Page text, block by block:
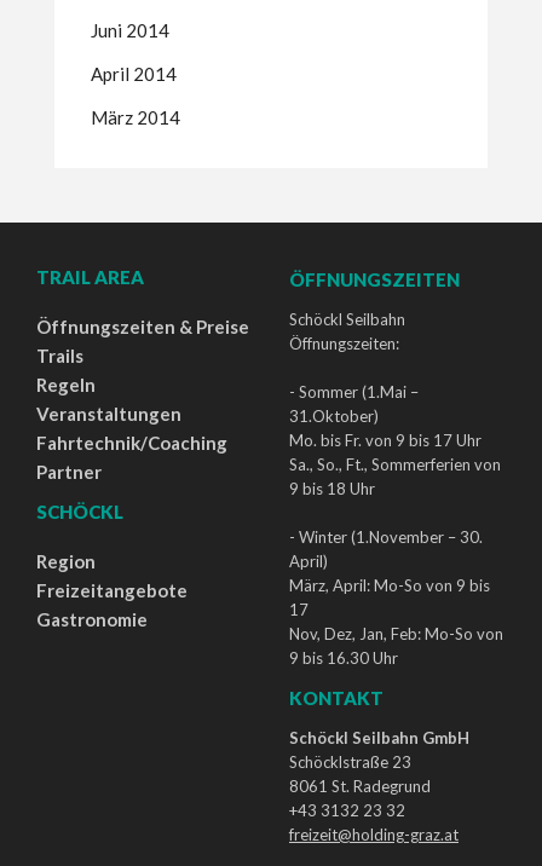
Juni 2014
April 2014
März 2014
TRAIL AREA
Öffnungszeiten & Preise
Trails
Regeln
Veranstaltungen
Fahrtechnik/Coaching
Partner
SCHÖCKL
Region
Freizeitangebote
Gastronomie
ÖFFNUNGSZEITEN
Schöckl Seilbahn
Öffnungszeiten:
- Sommer (1.Mai –
31.Oktober)
Mo. bis Fr. von 9 bis 17 Uhr
Sa., So., Ft., Sommerferien von
9 bis 18 Uhr
- Winter (1.November – 30.
April)
März, April: Mo-So von 9 bis
17
Nov, Dez, Jan, Feb: Mo-So von
9 bis 16.30 Uhr
KONTAKT
Schöckl Seilbahn GmbH
Schöcklstraße 23
8061 St. Radegrund
+43 3132 23 32
freizeit@holding-graz.at